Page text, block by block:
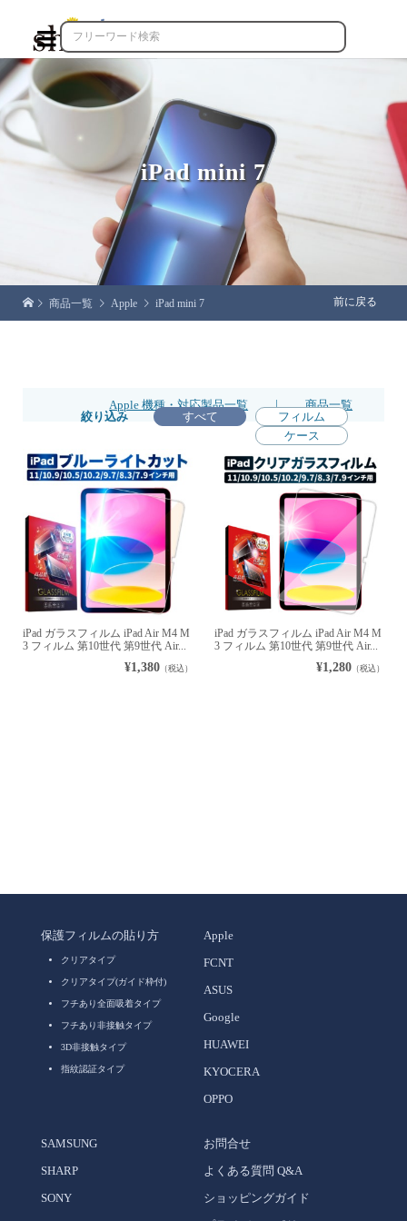

iPad mini 7
商品一覧 Apple iPad mini 7 前に戻る
Apple 機種・対応製品一覧 |
商品一覧
絞り込み
すべて
フィルム
ケース
iPad ガラスフィルム iPad Air M4 M
3 フィルム 第10世代 第9世代 Air...
¥1,380（税込）
iPad ガラスフィルム iPad Air M4 M
3 フィルム 第10世代 第9世代 Air...
¥1,280 （税込）
保護フィルムの貼り方
クリアタイプ
クリアタイプ(ガイド枠付)
フチあり全面吸着タイプ
フチあり非接触タイプ
3D非接触タイプ
指紋認証タイプ
Apple
FCNT
ASUS
Google
HUAWEI
KYOCERA
OPPO
SAMSUNG
SHARP
SONY
お問合せ
よくある質問 Q&A
ショッピングガイド